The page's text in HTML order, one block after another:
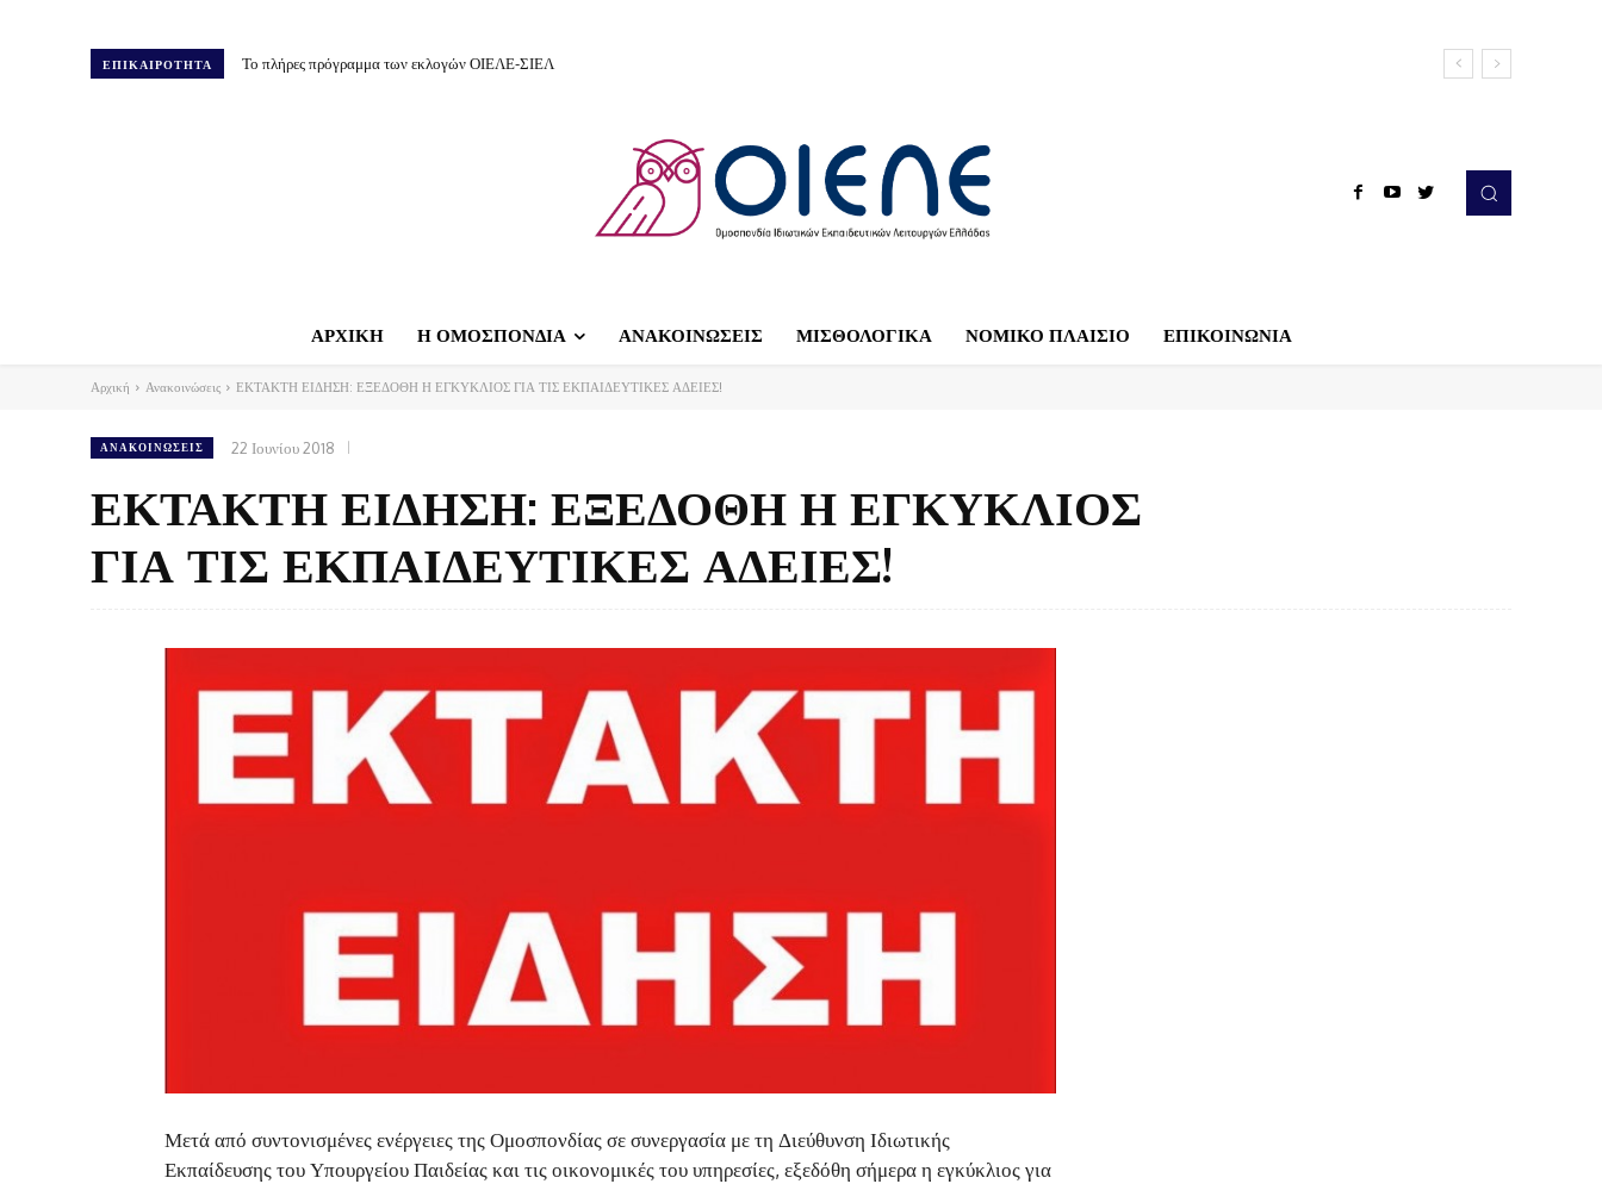
ΕΠΙΚΑΙΡΟΤΗΤΑ Το πλήρες πρόγραμμα των εκλογών ΟΙΕΛΕ-ΣΙΕΛ
ΑΡΧΙΚΗ Η ΟΜΟΣΠΟΝΔΙΑ ΑΝΑΚΟΙΝΩΣΕΙΣ ΜΙΣΘΟΛΟΓΙΚΑ ΝΟΜΙΚΟ ΠΛΑΙΣΙΟ ΕΠΙΚΟΙΝΩΝΙΑ
Αρχική Ανακοινώσεις ΕΚΤΑΚΤΗ ΕΙΔΗΣΗ: ΕΞΕΔΟΘΗ Η ΕΓΚΥΚΛΙΟΣ ΓΙΑ ΤΙΣ ΕΚΠΑΙΔΕΥΤΙΚΕΣ ΑΔΕΙΕΣ!
ΑΝΑΚΟΙΝΏΣΕΙΣ 22 Ιουνίου 2018
ΕΚΤΑΚΤΗ ΕΙΔΗΣΗ: ΕΞΕΔΟΘΗ Η ΕΓΚΥΚΛΙΟΣ
ΓΙΑ ΤΙΣ ΕΚΠΑΙΔΕΥΤΙΚΕΣ ΑΔΕΙΕΣ!
Μετά από συντονισμένες ενέργειες της Ομοσπονδίας σε συνεργασία με τη Διεύθυνση Ιδιωτικής
Εκπαίδευσης του Υπουργείου Παιδείας και τις οικονομικές του υπηρεσίες, εξεδόθη σήμερα η εγκύκλιος για